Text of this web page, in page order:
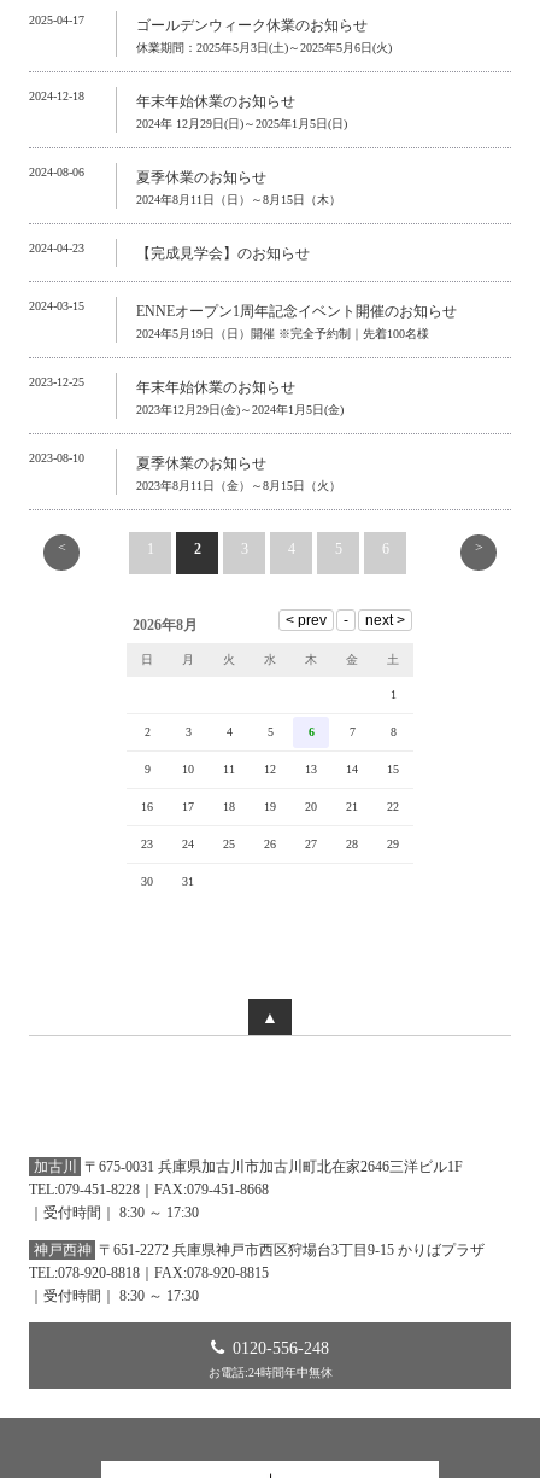
2025-04-17 ゴールデンウィーク休業のお知らせ
休業期間：2025年5月3日(土)～2025年5月6日(火)
2024-12-18 年末年始休業のお知らせ
2024年 12月29日(日)～2025年1月5日(日)
2024-08-06 夏季休業のお知らせ
2024年8月11日（日）～8月15日（木）
2024-04-23 【完成見学会】のお知らせ
2024-03-15 ENNEオープン1周年記念イベント開催のお知らせ
2024年5月19日（日）開催 ※完全予約制｜先着100名様
2023-12-25 年末年始休業のお知らせ
2023年12月29日(金)～2024年1月5日(金)
2023-08-10 夏季休業のお知らせ
2023年8月11日（金）～8月15日（火）
< 1 2 3 4 5 6 >
2026年8月
日 月 火 水 木 金 土
1
2 3 4 5 6 7 8
9 10 11 12 13 14 15
16 17 18 19 20 21 22
23 24 25 26 27 28 29
30 31
▲
加古川
〒675-0031 兵庫県加古川市加古川町北在家2646三洋ビル1F
TEL:079-451-8228｜FAX:079-451-8668
｜受付時間｜ 8:30 ～ 17:30
神戸西神 〒651-2272 兵庫県神戸市西区狩場台3丁目9-15 かりばプラザ
TEL:078-920-8818｜FAX:078-920-8815
｜受付時間｜ 8:30 ～ 17:30
0120-556-248
お電話:24時間年中無休